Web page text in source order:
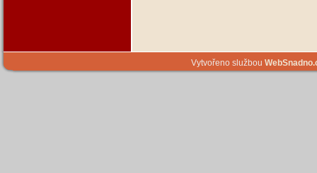
Vytvořeno službou